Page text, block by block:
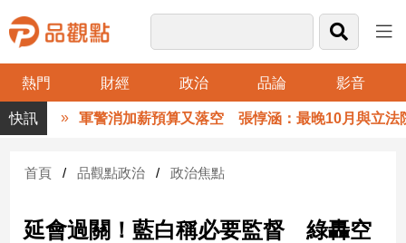
熱門 財經 政治 品論 影音
品
觀
財
台
軍警消加薪預算又落空 張惇涵：最晚10月與立法院
首頁 品觀點政治 政治焦點
延會過關！藍白稱必要監督 綠轟空